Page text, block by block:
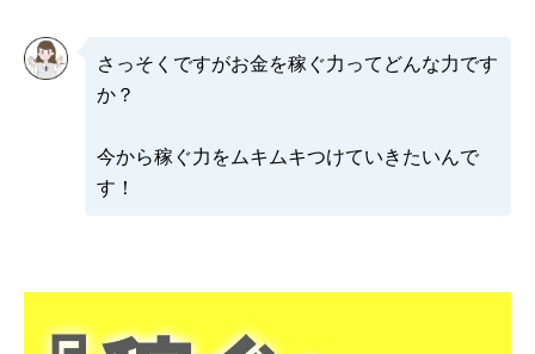
さっそくですがお金を稼ぐ力ってどんな力です
か？
今から稼ぐ力をムキムキつけていきたいんで
す！